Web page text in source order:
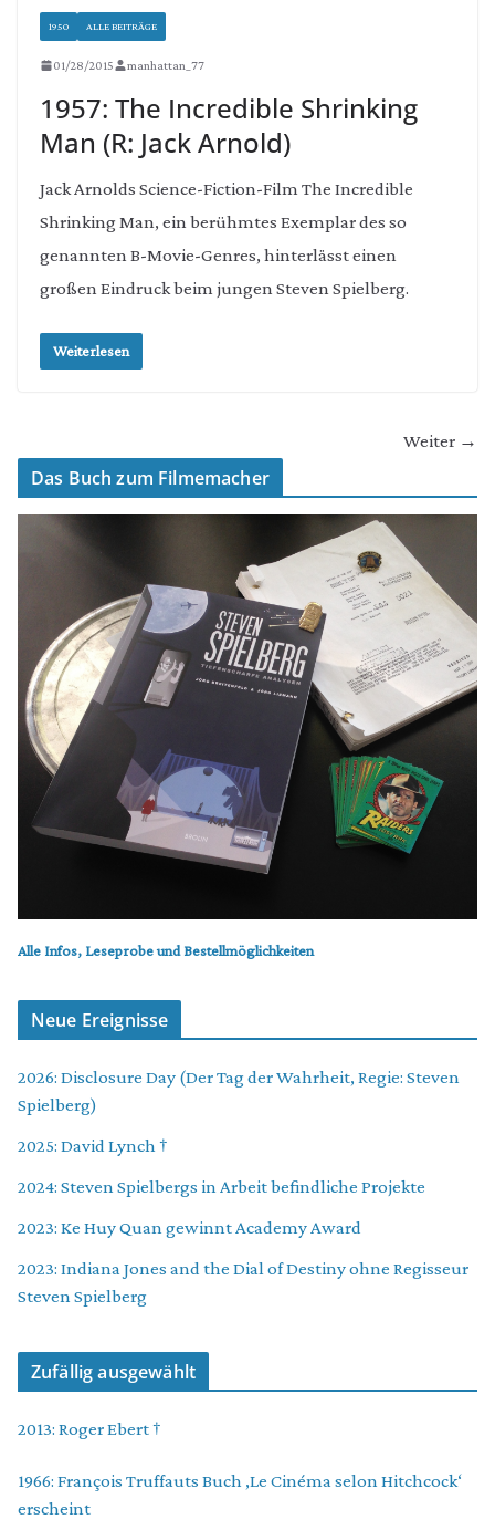
1950 ALLE BEITRÄGE
01/28/2015 manhattan_77
1957: The Incredible Shrinking
Man (R: Jack Arnold)
Jack Arnolds Science-Fiction-Film The Incredible
Shrinking Man, ein berühmtes Exemplar des so
genannten B-Movie-Genres, hinterlässt einen
großen Eindruck beim jungen Steven Spielberg.
Weiterlesen
Weiter →
Das Buch zum Filmemacher
Alle Infos, Leseprobe und Bestellmöglichkeiten
Neue Ereignisse
2026: Disclosure Day (Der Tag der Wahrheit, Regie: Steven
Spielberg)
2025: David Lynch †
2024: Steven Spielbergs in Arbeit befindliche Projekte
2023: Ke Huy Quan gewinnt Academy Award
2023: Indiana Jones and the Dial of Destiny ohne Regisseur
Steven Spielberg
Zufällig ausgewählt
2013: Roger Ebert †
1966: François Truffauts Buch ‚Le Cinéma selon Hitchcock‘
erscheint